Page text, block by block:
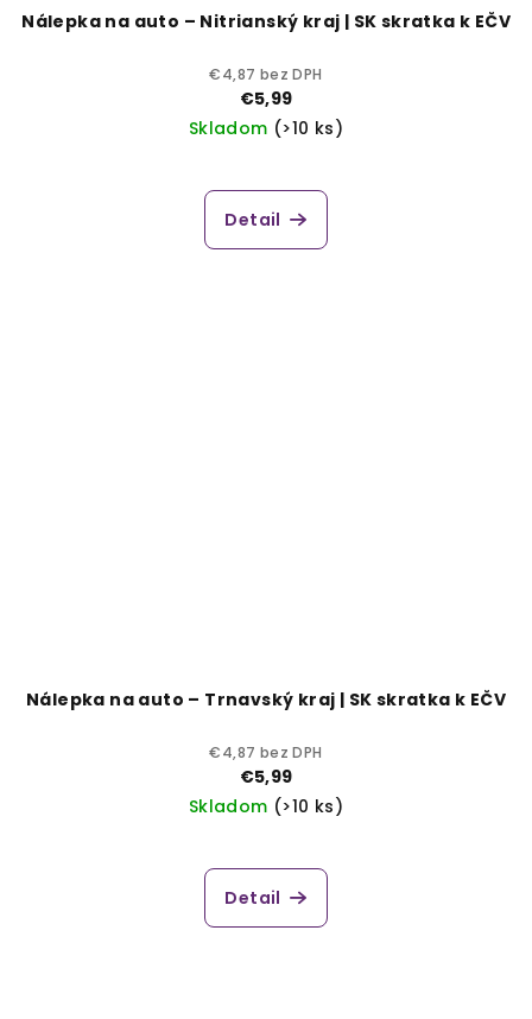
Nálepka na auto – Nitrianský kraj | SK skratka k EČV
€4,87 bez DPH
€5,99
Skladom (>10 ks)
Detail
Nálepka na auto – Trnavský kraj | SK skratka k EČV
€4,87 bez DPH
€5,99
Skladom (>10 ks)
Detail